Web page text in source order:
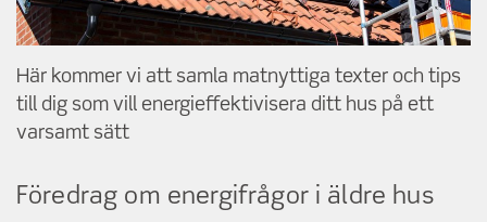
Här kommer vi att samla matnyttiga texter och tips
till dig som vill energieffektivisera ditt hus på ett
varsamt sätt
Föredrag om energifrågor i äldre hus